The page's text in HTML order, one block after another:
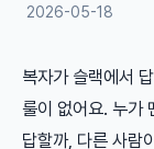
2026-05-18
복자가 슬랙에서
룰이 없어요. 누가
답할까, 다른 사람